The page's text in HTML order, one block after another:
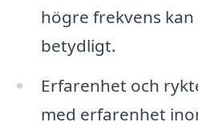
högre frekvens
betydligt.
Erfarenhet och
med erfarenhet